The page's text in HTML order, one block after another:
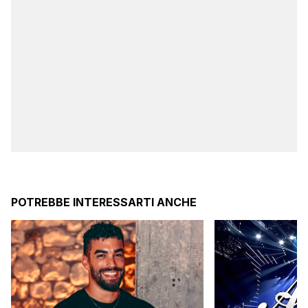
POTREBBE INTERESSARTI ANCHE